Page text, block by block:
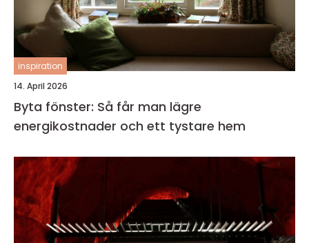
inspiration
14. April 2026
Byta fönster: Så får man lägre
energikostnader och ett tystare hem